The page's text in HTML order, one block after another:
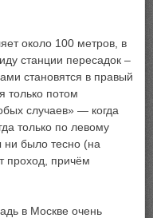
около 100 метров, в
станции пересадок –
становятся в правый
только потом
случаев» — когда
только по левому
ни было тесно (на
проход, причём
в Москве очень